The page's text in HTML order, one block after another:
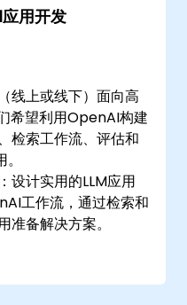
用开发
线上或线下）面向高
希望利用OpenAI构建
检索工作流、评估和
设计实用的LLM应用
工作流，通过检索和
备解决方案。